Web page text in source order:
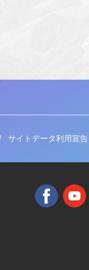
サイトデータ利用宣告